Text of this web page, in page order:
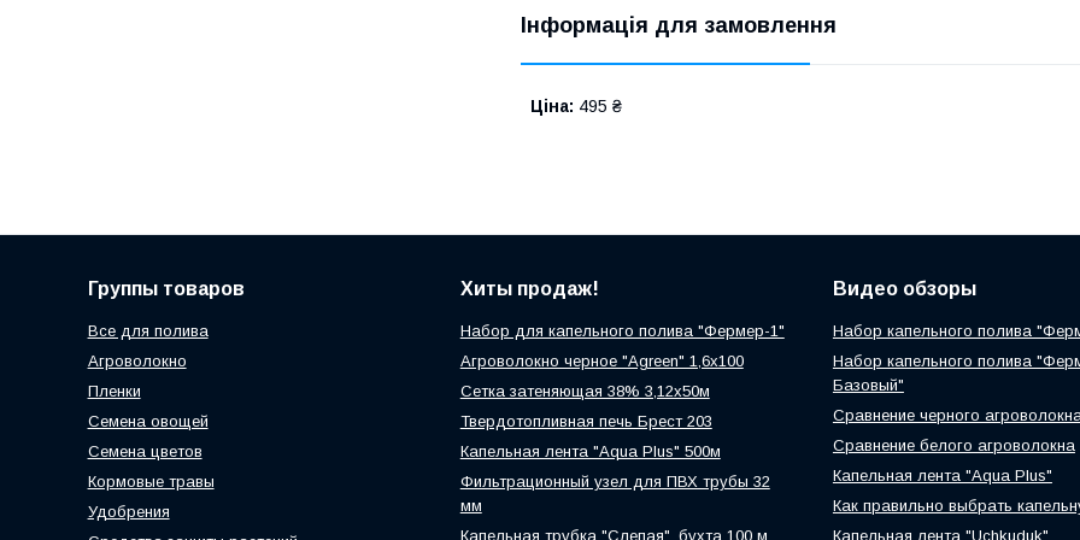
Інформація для замовлення
Ціна: 495 ₴
Группы товаров
Все для полива
Агроволокно
Пленки
Семена овощей
Семена цветов
Кормовые травы
Удобрения
Хиты продаж!
Набор для капельного полива "Фермер-1"
Агроволокно черное "Agreen" 1,6х100
Сетка затеняющая 38% 3,12х50м
Твердотопливная печь Брест 203
Капельная лента "Aqua Plus" 500м
Фильтрационный узел для ПВХ трубы 32
мм
Капельная трубка "Слепая", бухта 100 м
Видео обзоры
Набор капельного полива
Набор капельного полива
Базовый"
Сравнение черного
Сравнение белого агроволокна
Капельная лента "Aqua Plus"
Как правильно выбрать
Капельная лента "Uchkuduk"